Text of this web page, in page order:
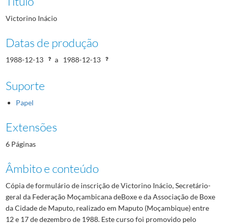
Victorino Inácio
Datas de produção
1988-12-13 a 1988-12-13
Suporte
Papel
Extensões
6 Páginas
Âmbito e conteúdo
Cópia de formulário de inscrição de Victorino Inácio, Secretário-
geral da Federação Moçambicana deBoxe e da Associação de Boxe
da Cidade de Maputo, realizado em Maputo (Moçambique) entre
12 e 17 de dezembro de 1988. Este curso foi promovido pelo